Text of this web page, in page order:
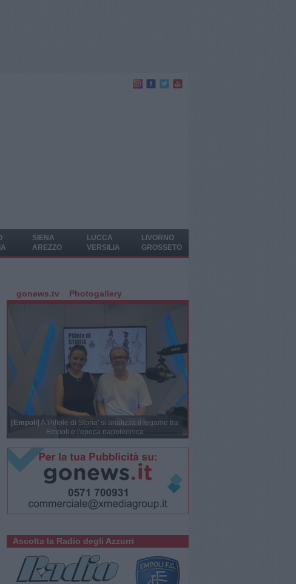
SIENA
AREZZO
LUCCA
VERSILIA
LIVORNO
GROSSETO
gonews.tv Photogallery
[Empoli] A 'Pillole di Storia' si analizza il legame tra
Empoli e l'epoca napoleonica
Ascolta la Radio degli Azzurri